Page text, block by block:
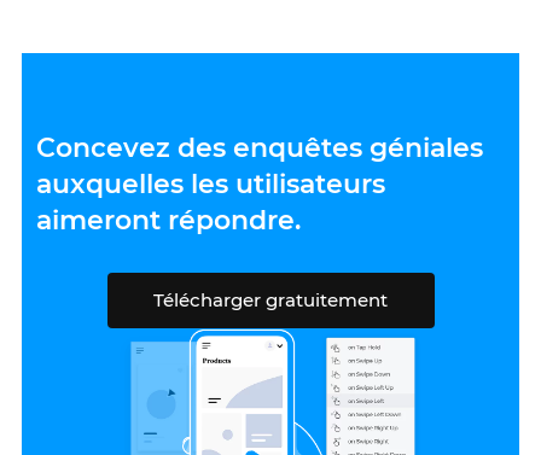
Concevez des enquêtes géniales
auxquelles les utilisateurs
aimeront répondre.
Télécharger gratuitement